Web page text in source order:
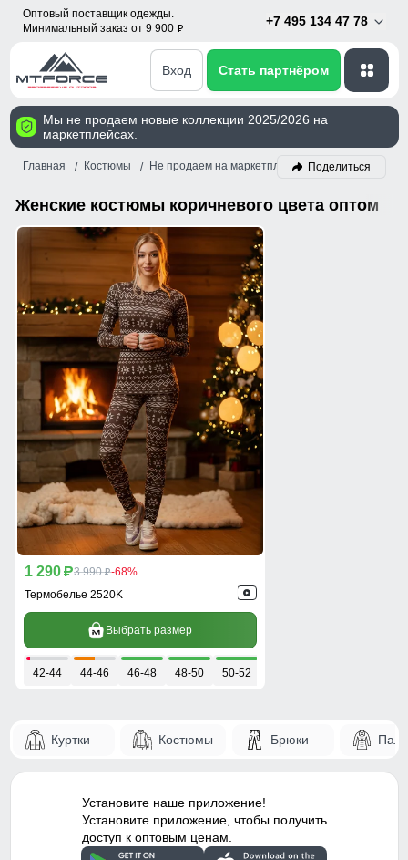
Оптовый поставщик одежды.
Минимальный заказ от 9 900 p
+7 495 134 47 78
Вход Стать партнёром
Мы не продаем новые коллекции 2025/2026 на
маркетплейсах.
Главная Костюмы Не продаем на маркетплейсах! Женский
Поделиться
Женские костюмы коричневого цвета оптом
1 290 p3 990 p-68%
Термобелье 2520K
Выбрать размер
42-44 44-46 46-48 48-50 50-52
Куртки Костюмы Брюки
Установите наше приложение!
Установите приложение, чтобы получить
доступ к оптовым ценам.